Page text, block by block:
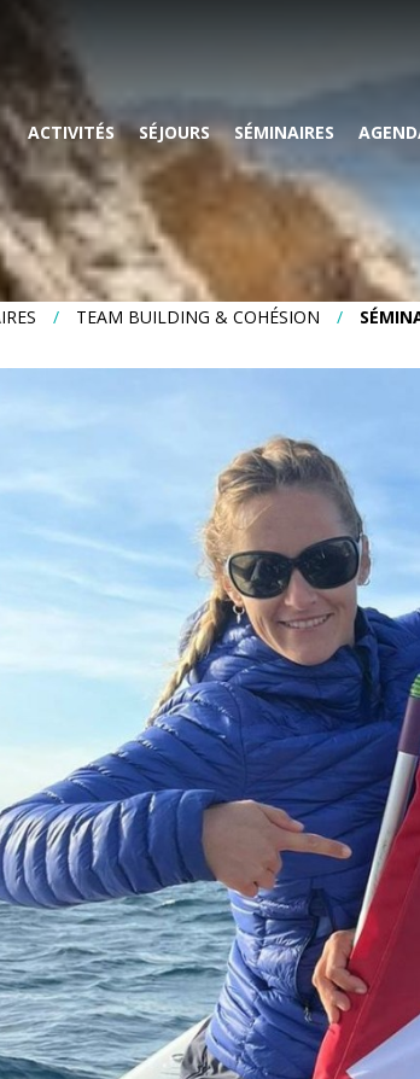
ACTIVITÉS SÉJOURS SÉMINAIRES
/ TEAM BUILDING & COHÉSION /